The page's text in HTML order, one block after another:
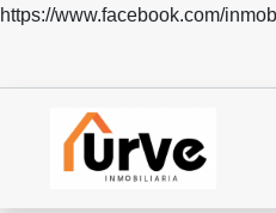
https://www.facebook.com/